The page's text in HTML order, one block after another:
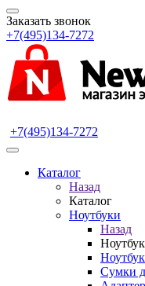
Заказать звонок
+7(495)134-7272
+7(495)134-7272
Каталог
Назад
Каталог
Ноутбуки
Назад
Сумки